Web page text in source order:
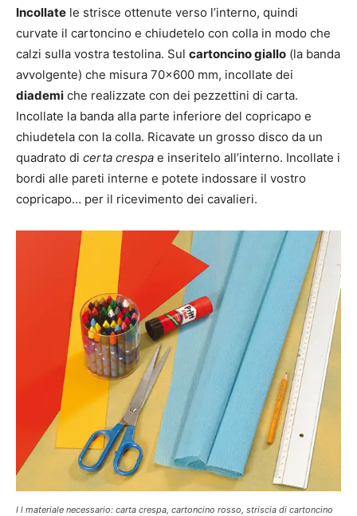
Incollate le strisce ottenute verso l’interno, quindi
curvate il cartoncino e chiudetelo con colla in modo che
calzi sulla vostra testolina. Sul cartoncino giallo (la banda
avvolgente) che misura 70×600 mm, incollate dei
diademi che realizzate con dei pezzettini di carta.
Incollate la banda alla parte inferiore del copricapo e
chiudetela con la colla. Ricavate un grosso disco da un
quadrato di certa crespa e inseritelo all’interno. Incollate i
bordi alle pareti interne e potete indossare il vostro
copricapo… per il ricevimento dei cavalieri.
I l materiale necessario: carta crespa, cartoncino rosso, striscia di cartoncino